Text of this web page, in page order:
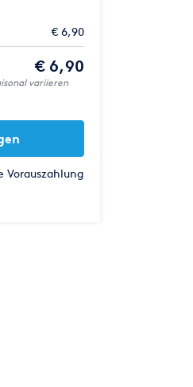
€ 6,90
€ 6,90
variieren
Vorauszahlung